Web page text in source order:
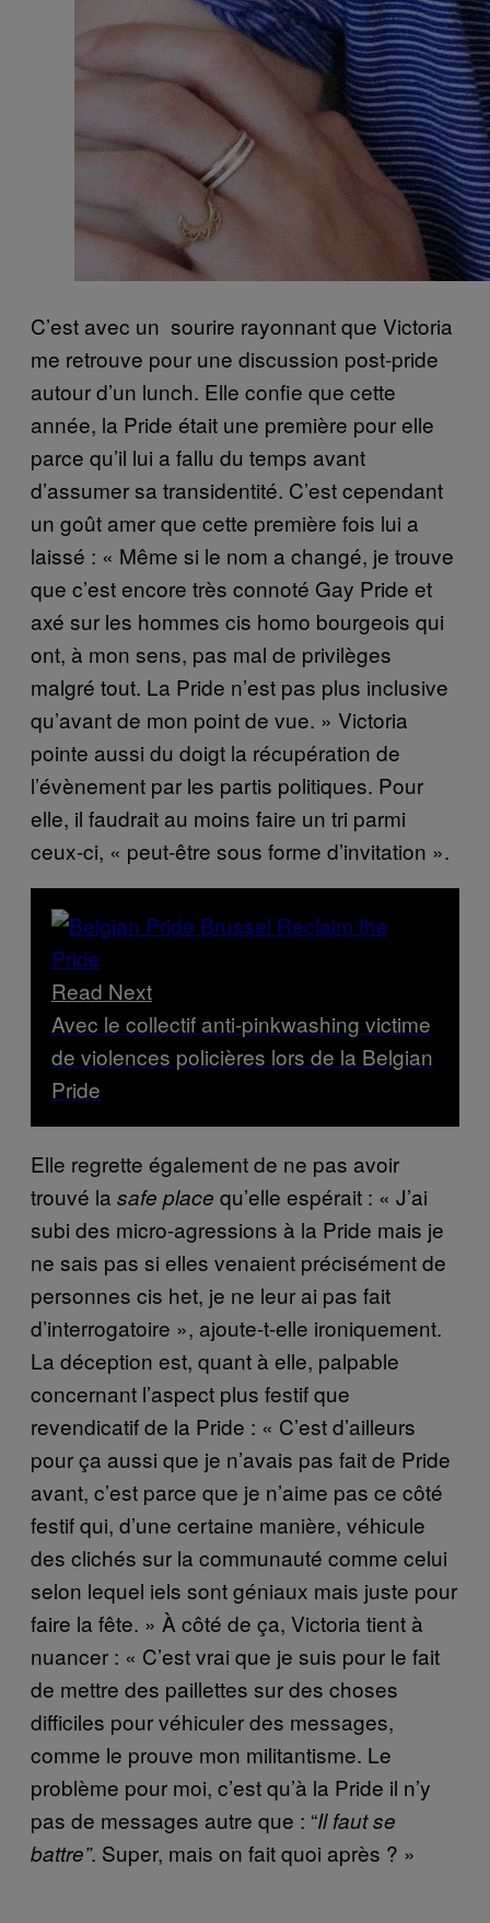
C’est avec un sourire rayonnant que Victoria
me retrouve pour une discussion post-pride
autour d’un lunch. Elle confie que cette
année, la Pride était une première pour elle
parce qu’il lui a fallu du temps avant
d’assumer sa transidentité. C’est cependant
un goût amer que cette première fois lui a
laissé : « Même si le nom a changé, je trouve
que c’est encore très connoté Gay Pride et
axé sur les hommes cis homo bourgeois qui
ont, à mon sens, pas mal de privilèges
malgré tout. La Pride n’est pas plus inclusive
qu’avant de mon point de vue. » Victoria
pointe aussi du doigt la récupération de
l’évènement par les partis politiques. Pour
elle, il faudrait au moins faire un tri parmi
ceux-ci, « peut-être sous forme d’invitation ».
Read Next
Avec le collectif anti-pinkwashing victime
de violences policières lors de la Belgian
Pride
Elle regrette également de ne pas avoir
trouvé la safe place qu’elle espérait : « J’ai
subi des micro-agressions à la Pride mais je
ne sais pas si elles venaient précisément de
personnes cis het, je ne leur ai pas fait
d’interrogatoire », ajoute-t-elle ironiquement.
La déception est, quant à elle, palpable
concernant l’aspect plus festif que
revendicatif de la Pride : « C’est d’ailleurs
pour ça aussi que je n’avais pas fait de Pride
avant, c’est parce que je n’aime pas ce côté
festif qui, d’une certaine manière, véhicule
des clichés sur la communauté comme celui
selon lequel iels sont géniaux mais juste pour
faire la fête. » À côté de ça, Victoria tient à
nuancer : « C’est vrai que je suis pour le fait
de mettre des paillettes sur des choses
difficiles pour véhiculer des messages,
comme le prouve mon militantisme. Le
problème pour moi, c’est qu’à la Pride il n’y
pas de messages autre que : “Il faut se
battre”. Super, mais on fait quoi après ? »